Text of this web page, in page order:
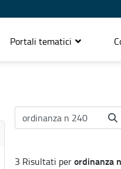
Portali tematici
3 Risultati perordinanza